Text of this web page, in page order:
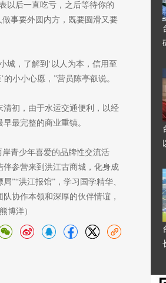
以后一直吃亏，之后等待你的
事要外圆内方，既要圆滑又要
城，了解到‘以人为本，信用至
小小心愿，”营员陈亭叡说。
初，由于水运交通便利，以经
最完整的商业重镇。
岸青少年喜爱的品牌性交流活
伴参营来到洪江古商城，化身成
”“洪江报馆”，学习国学精华、
协作本领和深厚的伙伴情谊，
博洋）